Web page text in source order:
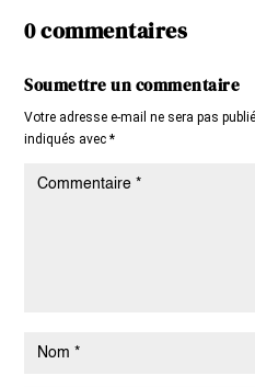
0 commentaires
Soumettre un commentaire
Votre adresse e-mail ne sera pas
indiqués avec*